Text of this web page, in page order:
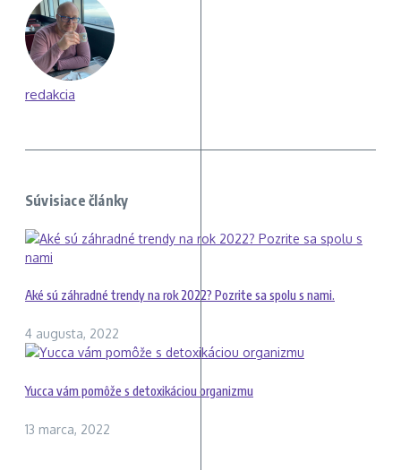
redakcia
Súvisiace články
Aké sú záhradné trendy na rok 2022? Pozrite sa spolu s nami.
4 augusta, 2022
Yucca vám pomôže s detoxikáciou organizmu
13 marca, 2022